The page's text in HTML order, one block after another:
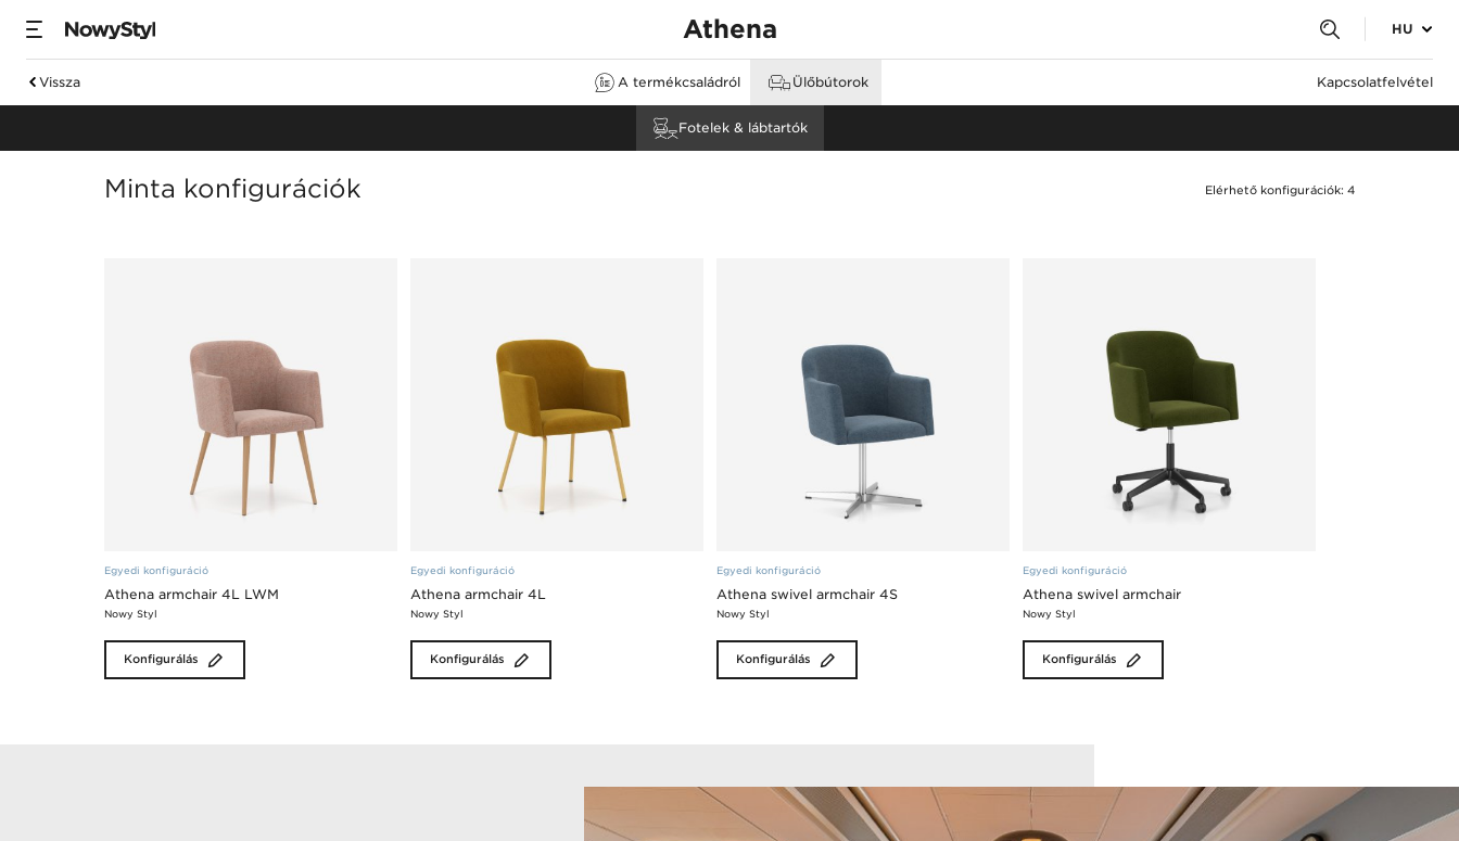
Athena HU
Vissza A termékcsaládról Ülőbútorok
Fotelek & lábtartók
Kapcsolatfelvétel
Fotelek & lábtartók
none
Minta konfigurációk Elérhető konfigurációk: 4
Egyedi konfiguráció
Athena armchair 4L LWM
Nowy Styl
Konfigurálás
Egyedi konfiguráció
Athena armchair 4L
Nowy Styl
Konfigurálás
Egyedi konfiguráció
Athena swivel armchair 4S
Nowy Styl
Konfigurálás
Egyedi konfiguráció
Athena swivel armchair
Nowy Styl
Konfigurálás